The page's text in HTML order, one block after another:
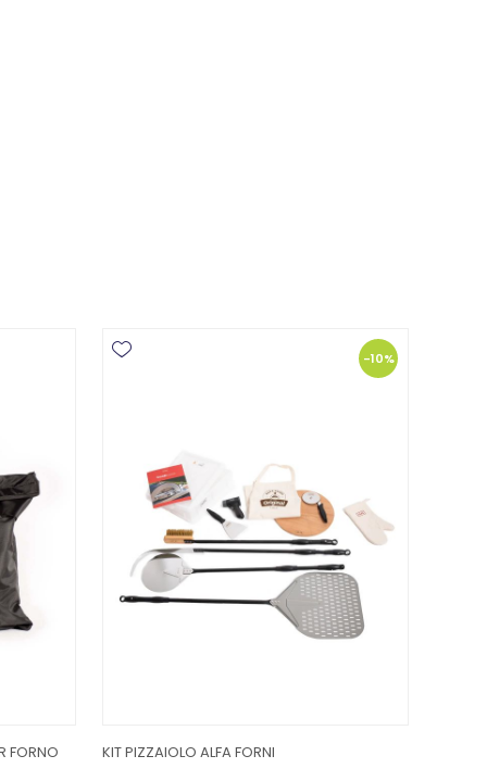
FORNO
-10%
KIT PIZZAIOLO ALFA FORNI